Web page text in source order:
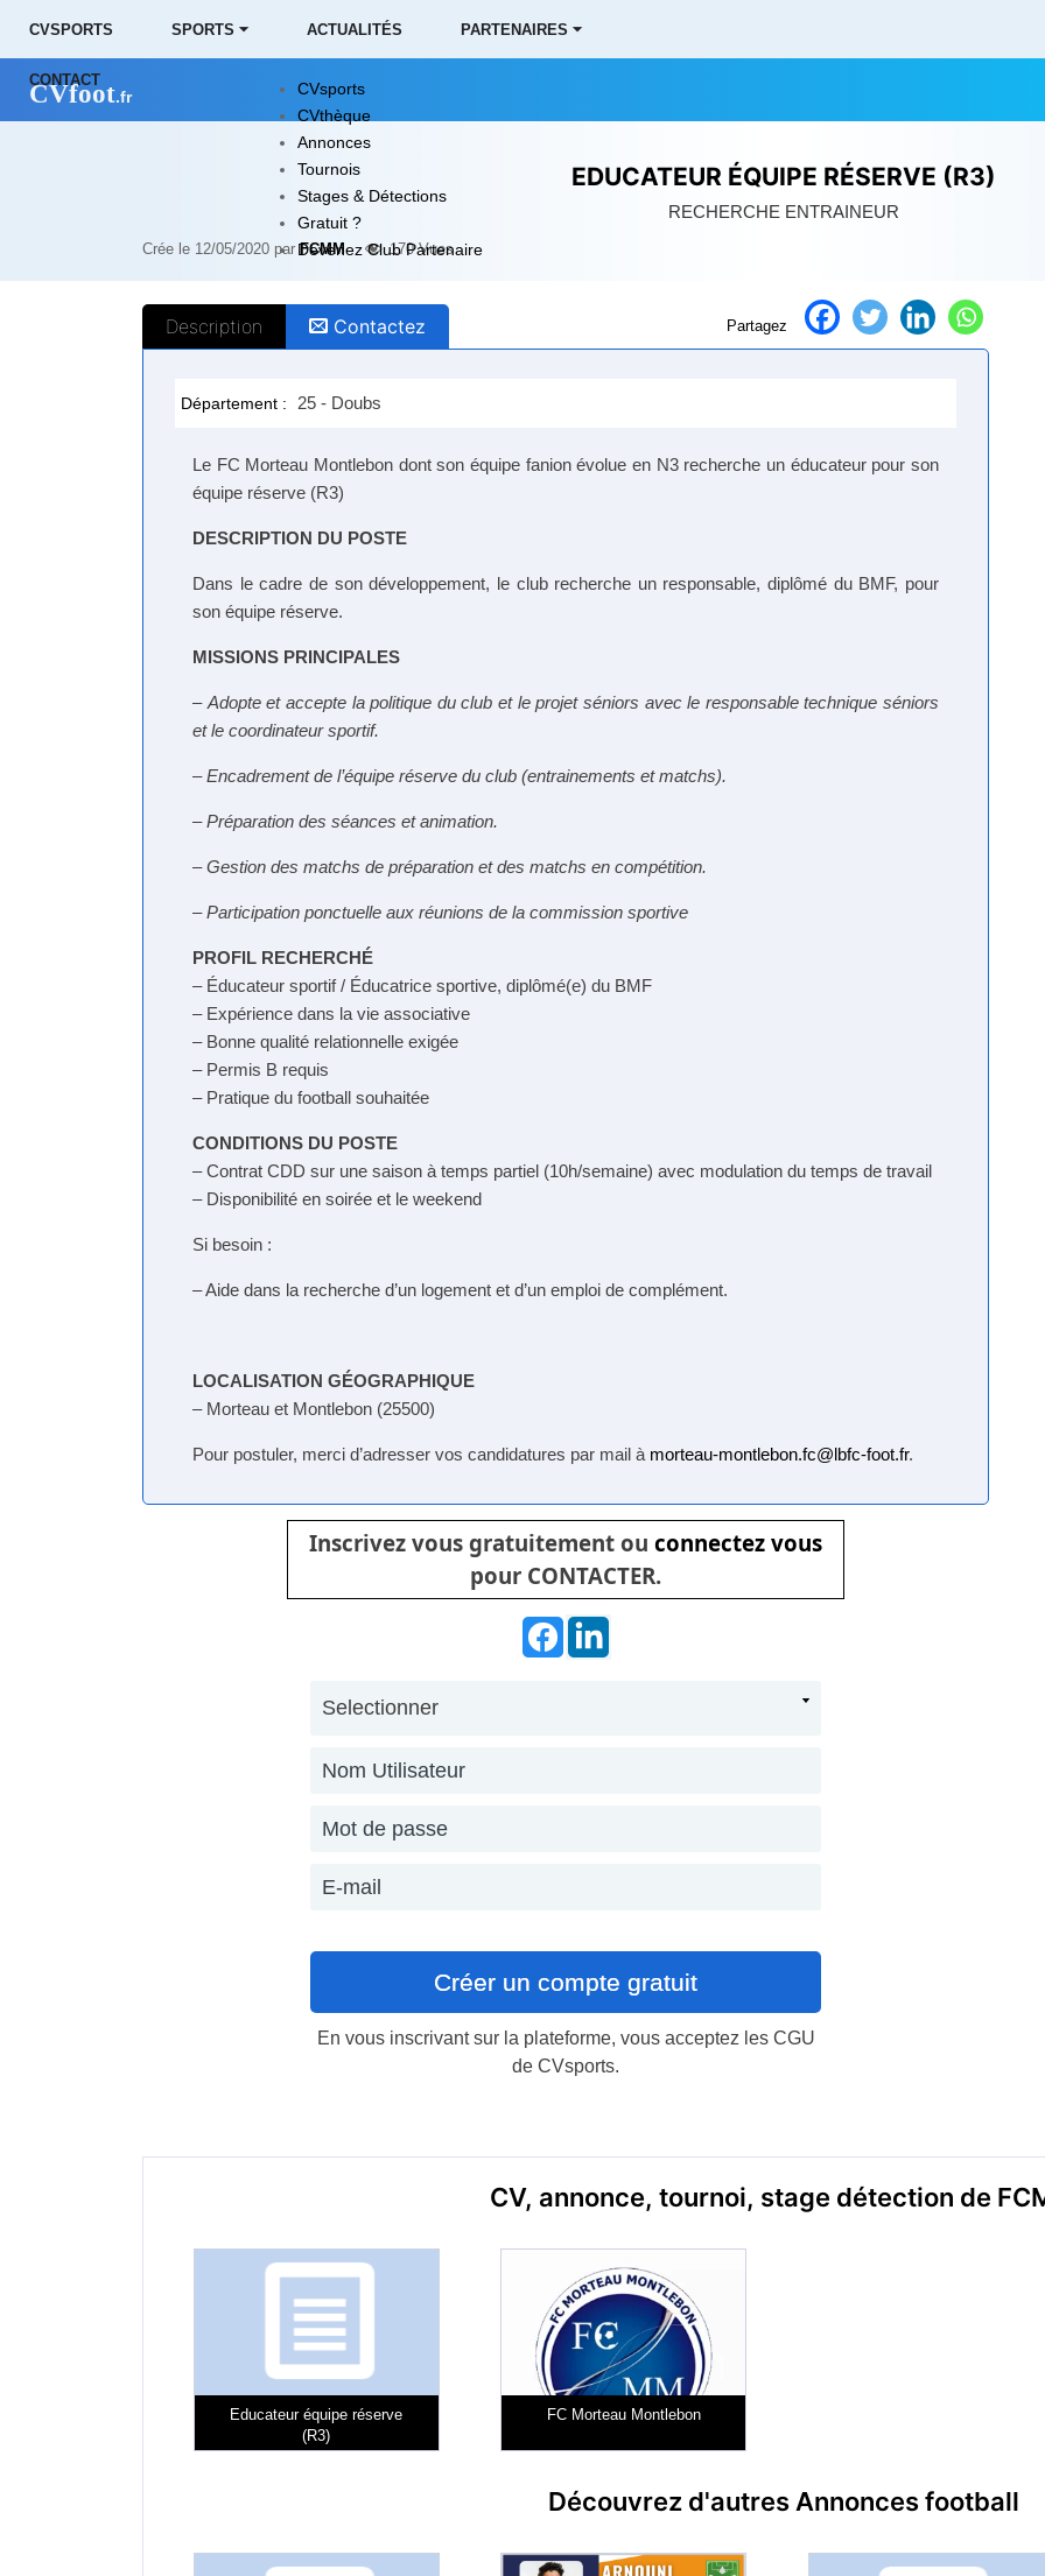
CVSPORTS SPORTS ⏷ ACTUALITÉS PARTENAIRES ⏷
CONTACT
CVfoot.fr
CVsports
CVthèque
Annonces
Tournois
Stages & Détections
Gratuit ?
Devenez Club Partenaire
EDUCATEUR ÉQUIPE RÉSERVE (R3)
RECHERCHE ENTRAINEUR
Crée le 12/05/2020 parFCMM 170Vues
Description Contactez Partagez
Département : 25 - Doubs
Le FC Morteau Montlebon dont son équipe fanion évolue en N3 recherche un éducateur pour son
équipe réserve (R3)
DESCRIPTION DU POSTE
Dans le cadre de son développement, le club recherche un responsable, diplômé du BMF, pour
son équipe réserve.
MISSIONS PRINCIPALES
– Adopte et accepte la politique du club et le projet séniors avec le responsable technique séniors
et le coordinateur sportif.
–Encadrement de l’équipe réserve du club (entrainements et matchs).
–Préparation des séances et animation.
– Gestion des matchs de préparation et des matchs en compétition.
– Participation ponctuelle aux réunions de la commission sportive
PROFIL RECHERCHÉ
– Éducateur sportif / Éducatrice sportive, diplômé(e) du BMF
– Expérience dans la vie associative
– Bonne qualité relationnelle exigée
– Permis B requis
– Pratique du football souhaitée
CONDITIONS DU POSTE
– Contrat CDD sur une saison à temps partiel (10h/semaine) avec modulation du temps de travail
– Disponibilité en soirée et le weekend
Si besoin :
– Aide dans la recherche d’un logement et d’un emploi de complément.
LOCALISATION GÉOGRAPHIQUE
– Morteau et Montlebon (25500)
Pour postuler, merci d’adresser vos candidatures par mail à morteau-montlebon.fc@lbfc-foot.fr.
Inscrivez vous gratuitement ou connectez vous
pour CONTACTER.
En vous inscrivant sur la plateforme, vous acceptez les CGU
de CVsports.
CV, annonce, tournoi, stage détection de
Educateur équipe réserve
(R3)
FC Morteau Montlebon
Découvrez d'autres Annonces football